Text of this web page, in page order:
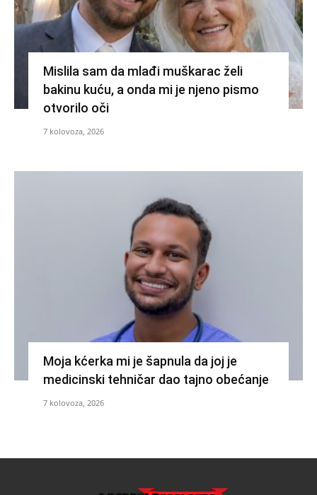
Mislila sam da mlađi muškarac želi
bakinu kuću, a onda mi je njeno pismo
otvorilo oči
7 kolovoza, 2026
Moja kćerka mi je šapnula da joj je
medicinski tehničar dao tajno obećanje
7 kolovoza, 2026